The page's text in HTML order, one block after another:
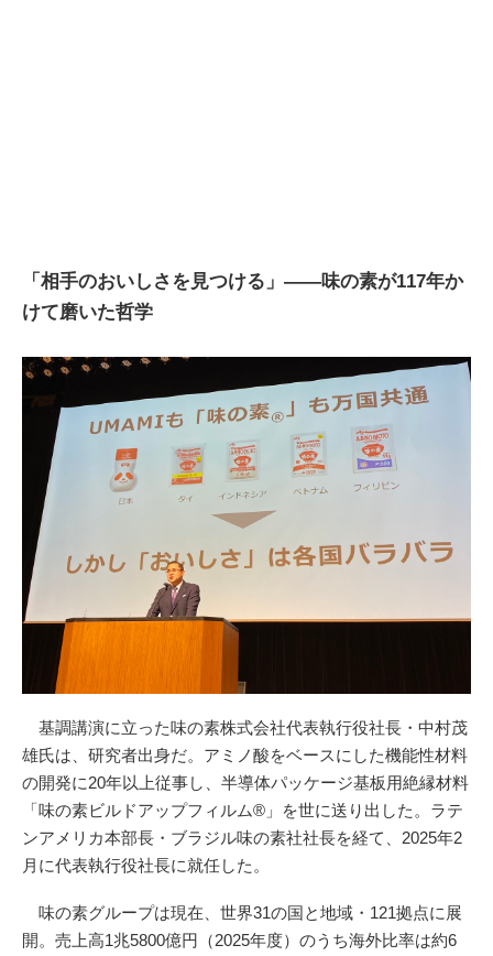
「相手のおいしさを見つける」――味の素が117年か
けて磨いた哲学
基調講演に立った味の素株式会社代表執行役社長・中村茂
雄氏は、研究者出身だ。アミノ酸をベースにした機能性材料
の開発に20年以上従事し、半導体パッケージ基板用絶縁材料
「味の素ビルドアップフィルム®」を世に送り出した。ラテ
ンアメリカ本部長・ブラジル味の素社社長を経て、2025年2
月に代表執行役社長に就任した。
味の素グループは現在、世界31の国と地域・121拠点に展
開。売上高1兆5800億円（2025年度）のうち海外比率は約6